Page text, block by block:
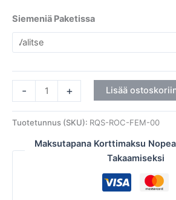
Siemeniä Paketissa
- + Lisää
Tuotetunnus (SKU): RQS-ROC-FEM-00
Maksutapana Korttimaksu
Takaamiseksi